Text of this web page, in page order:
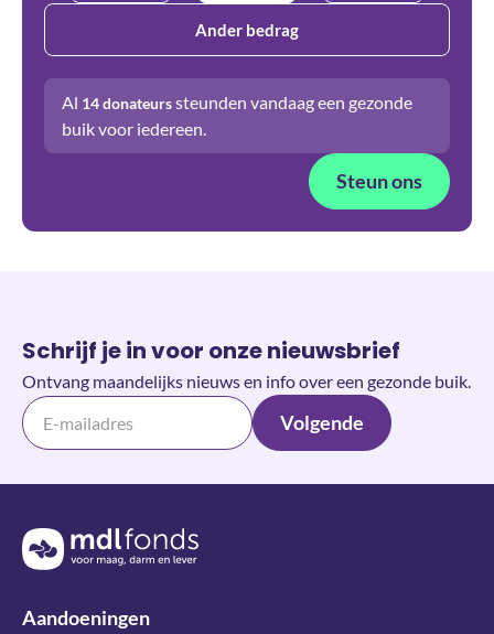
Ander bedrag
Al 14donateurssteunden vandaag een gezonde
buik voor iedereen.
Steun ons
Schrijf je in voor onze nieuwsbrief
Ontvang maandelijks nieuws en info over een gezonde buik.
Volgende
Terug naar de homepage
Aandoeningen